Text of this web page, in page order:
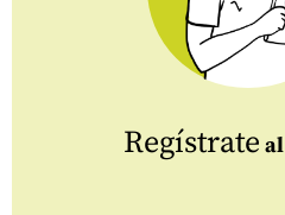
Regístrate